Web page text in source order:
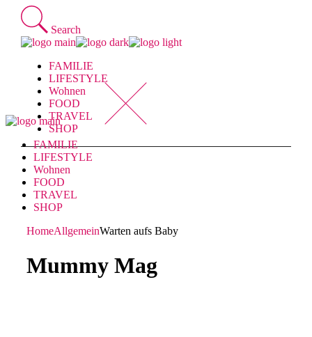
Skip
content
Search
FAMILIE
LIFESTYLE
Wohnen
FOOD
TRAVEL
SHOP
FAMILIE
LIFESTYLE
Wohnen
FOOD
TRAVEL
SHOP
HomeAllgemeinWarten aufs Baby
Mummy Mag